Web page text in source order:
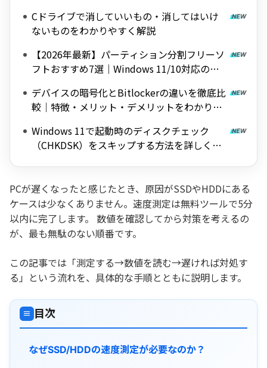
Cドライブで消していいもの・消してはいけ
ないものをわかりやすく解説
【2026年最新】パーティション分割フリーソ
フトおすすめ7選｜Windows 11/10対応の無
デバイスの暗号化とBitlockerの違いを徹底比
較｜特徴・メリット・デメリットをわかりや
Windows 11で起動時のディスクチェック
（CHKDSK）をスキップする方法を詳しく解
PCが遅くなったと感じたとき、原因がSSDやHDDにある
ケースは少なくありません。速度測定は無料ツールで5分
以内に完了します。 数値を確認してから対策を考えるの
が、最も無駄のない順番です。
この記事では「測定する→数値を読む→遅ければ対処す
る」という流れを、具体的な手順とともに説明します。
≡ 目次
なぜSSD/HDDの速度測定が必要なのか？